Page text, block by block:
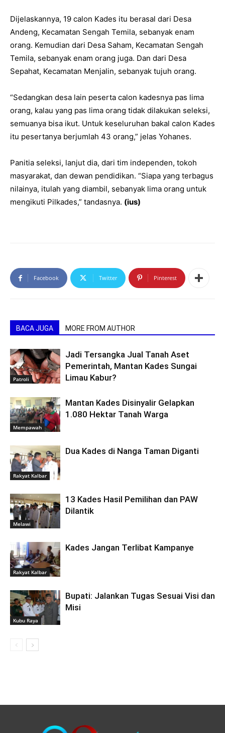
Dijelaskannya, 19 calon Kades itu berasal dari Desa
Andeng, Kecamatan Sengah Temila, sebanyak enam
orang. Kemudian dari Desa Saham, Kecamatan Sengah
Temila, sebanyak enam orang juga. Dan dari Desa
Sepahat, Kecamatan Menjalin, sebanyak tujuh orang.
“Sedangkan desa lain peserta calon kadesnya pas lima
orang, kalau yang pas lima orang tidak dilakukan seleksi,
semuanya bisa ikut. Untuk keseluruhan bakal calon Kades
itu pesertanya berjumlah 43 orang,” jelas Yohanes.
Panitia seleksi, lanjut dia, dari tim independen, tokoh
masyarakat, dan dewan pendidikan. “Siapa yang terbagus
nilainya, itulah yang diambil, sebanyak lima orang untuk
mengikuti Pilkades,” tandasnya. (ius)
Facebook Twitter Pinterest
BACA JUGA MORE FROM AUTHOR
Patroli
Jadi Tersangka Jual Tanah Aset
Pemerintah, Mantan Kades Sungai
Limau Kabur?
Mempawah
Mantan Kades Disinyalir Gelapkan
1.080 Hektar Tanah Warga
Rakyat Kalbar
Dua Kades di Nanga Taman Diganti
Melawi
13 Kades Hasil Pemilihan dan PAW
Dilantik
Rakyat Kalbar
Kades Jangan Terlibat Kampanye
Kubu Raya
Bupati: Jalankan Tugas Sesuai Visi dan
Misi